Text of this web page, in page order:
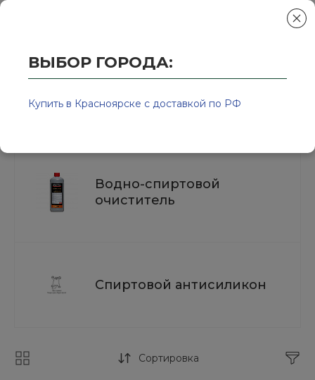
Колор-Авто - магазин лакокрасочной продукции и
Водно-спиртовые очистители и
Водно-спиртовой
очиститель
Спиртовой антисиликон
Сортировка
ВЫБОР ГОРОДА:
Купить в Красноярске с доставкой по РФ